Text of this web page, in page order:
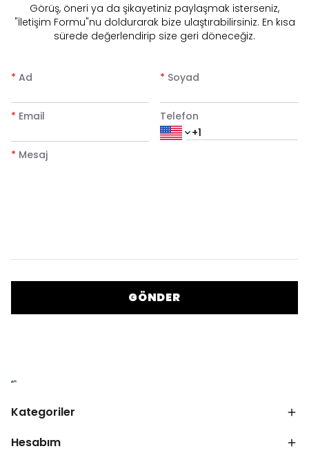
​Görüş, öneri ya da şikayetiniz paylaşmak isterseniz,
"İletişim Formu"nu doldurarak bize ulaştırabilirsiniz. En kısa
sürede değerlendirip size geri döneceğiz.
* Ad * Soyad
* Email Telefon
* Mesaj
GÖNDER
Kategoriler
Hesabım